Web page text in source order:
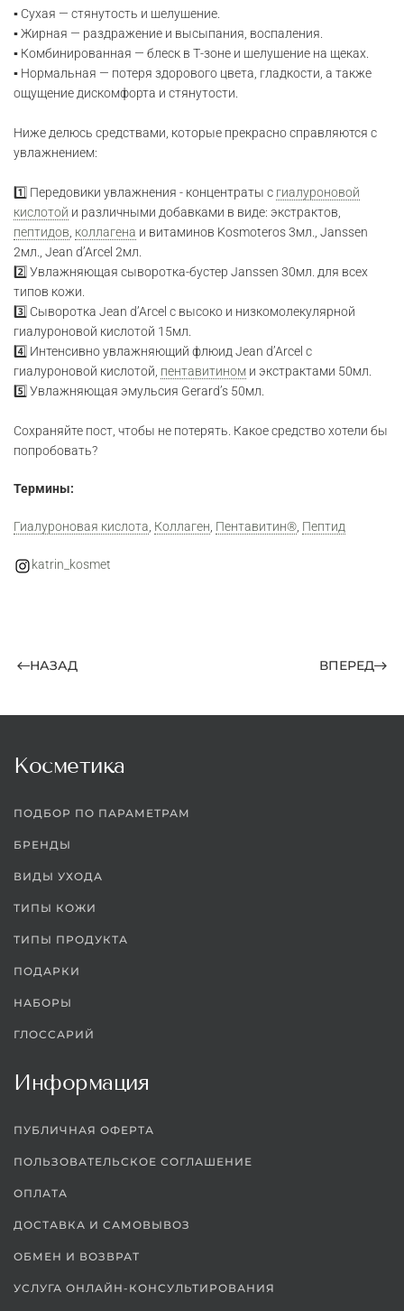
▪️ Сухая — стянутость и шелушение.
▪️ Жирная — раздражение и высыпания, воспаления.
▪️ Комбинированная — блеск в Т-зоне и шелушение на щеках.
▪️ Нормальная — потеря здорового цвета, гладкости, а также
ощущение дискомфорта и стянутости.
Ниже делюсь средствами, которые прекрасно справляются с
увлажнением:
1️⃣ Передовики увлажнения - концентраты с гиалуроновой
кислотой и различными добавками в виде: экстрактов,
пептидов коллагена и витаминов Kosmoteros 3мл., Janssen
2мл., Jean d’Arcel 2мл.
2️⃣ Увлажняющая сыворотка-бустер Janssen 30мл. для всех
типов кожи.
3️⃣ Сыворотка Jean d’Arcel с высоко и низкомолекулярной
гиалуроновой кислотой 15мл.
4️⃣ Интенсивно увлажняющий флюид Jean d’Arcel с
гиалуроновой кислотой, пентавитином и экстрактами 50мл.
5️⃣ Увлажняющая эмульсия Gerard’s 50мл.
Сохраняйте пост, чтобы не потерять. Какое средство хотели бы
попробовать?
Термины:
Гиалуроновая кислота Коллаген Пентавитин® Пептид
katrin_kosmet
НАЗАД ВПЕРЕД
Косметика
ПОДБОР ПО ПАРАМЕТРАМ
БРЕНДЫ
ВИДЫ УХОДА
ТИПЫ КОЖИ
ТИПЫ ПРОДУКТА
ПОДАРКИ
НАБОРЫ
ГЛОССАРИЙ
Информация
ПУБЛИЧНАЯ ОФЕРТА
ПОЛЬЗОВАТЕЛЬСКОЕ СОГЛАШЕНИЕ
ОПЛАТА
ДОСТАВКА И САМОВЫВОЗ
ОБМЕН И ВОЗВРАТ
УСЛУГА ОНЛАЙН-КОНСУЛЬТИРОВАНИЯ